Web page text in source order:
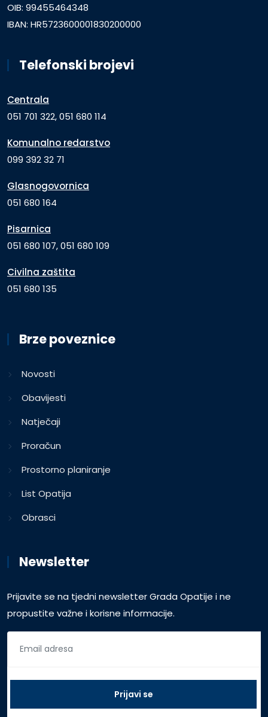
OIB: 99455464348
IBAN: HR5723600001830200000
Telefonski brojevi
Centrala
051 701 322, 051 680 114
Komunalno redarstvo
099 392 32 71
Glasnogovornica
051 680 164
Pisarnica
051 680 107, 051 680 109
Civilna zaštita
051 680 135
Brze poveznice
Novosti
Obavijesti
Natječaji
Proračun
Prostorno planiranje
List Opatija
Obrasci
Newsletter
Prijavite se na tjedni newsletter Grada Opatije i ne
propustite važne i korisne informacije.